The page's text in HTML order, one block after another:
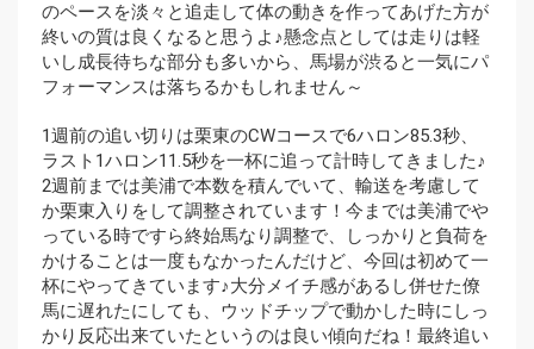
のペースを淡々と追走して体の動きを作ってあげた方が
終いの質は良くなると思うよ♪懸念点としては走りは軽
いし成長待ちな部分も多いから、馬場が渋ると一気にパ
フォーマンスは落ちるかもしれません～
1週前の追い切りは栗東のCWコースで6ハロン85.3秒、
ラスト1ハロン11.5秒を一杯に追って計時してきました♪
2週前までは美浦で本数を積んでいて、輸送を考慮して
か栗東入りをして調整されています！今までは美浦でや
っている時ですら終始馬なり調整で、しっかりと負荷を
かけることは一度もなかったんだけど、今回は初めて一
杯にやってきています♪大分メイチ感があるし併せた僚
馬に遅れたにしても、ウッドチップで動かした時にしっ
かり反応出来ていたというのは良い傾向だね！最終追い